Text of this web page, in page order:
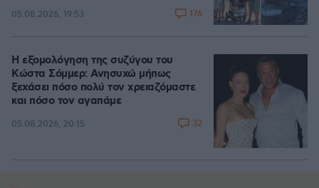
05.08.2026, 19:53 176
Η εξομολόγηση της συζύγου του
Κώστα Σόμμερ: Ανησυχώ μήπως
ξεχάσει πόσο πολύ τον χρειαζόμαστε
και πόσο τον αγαπάμε
05.08.2026, 20:15 32